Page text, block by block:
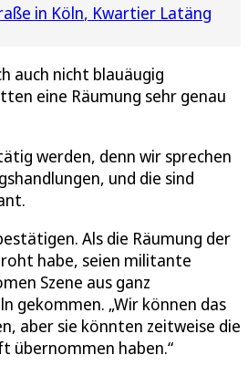
in Köln Kwartier Latäng
auch nicht blauäugig
eine Räumung sehr genau
werden, denn wir sprechen
und die sind
Als die Räumung der
habe, seien militante
Szene aus ganz
gekommen. „Wir können das
aber sie könnten zeitweise die
übernommen haben.“